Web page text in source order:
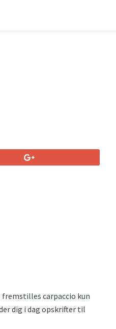
carpaccio kun
dig i dag opskrifter til